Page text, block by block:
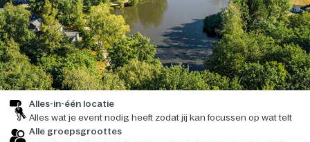
Alles-in-één locatie
Alles wat je event nodig heeft zodat jij kan focussen op wat telt
Alle groepsgroottes